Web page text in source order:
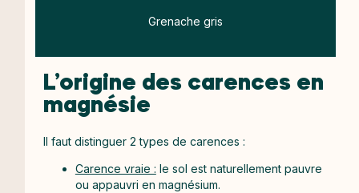
Grenache gris
L’origine des carences en
magnésie
Il faut distinguer 2 types de carences :
Carence vraie : le sol est naturellement pauvre
ou appauvri en magnésium.